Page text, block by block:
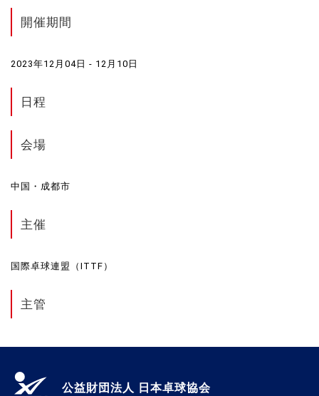
開催期間
2023年12月04日 - 12月10日
日程
会場
中国・成都市
主催
国際卓球連盟（ITTF）
主管
公益財団法人 日本卓球協会